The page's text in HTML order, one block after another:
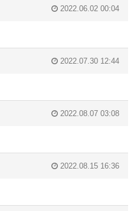
2022.06.02 00:04
2022.07.30 12:44
2022.08.07 03:08
2022.08.15 16:36